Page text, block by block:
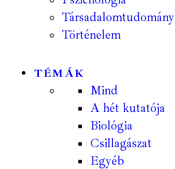
Társadalomtudomány
Történelem
TÉMÁK
Mind
A hét kutatója
Biológia
Csillagászat
Egyéb